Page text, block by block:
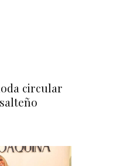
circular